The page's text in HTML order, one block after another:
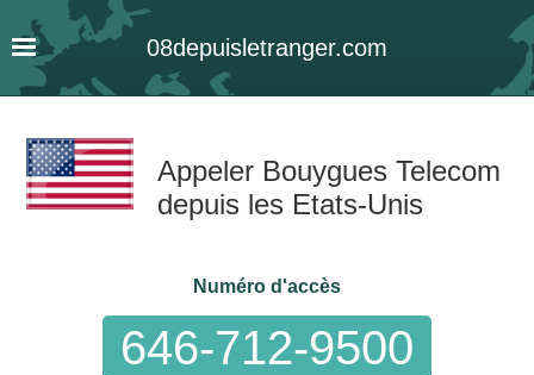
08depuisletranger.com
Appeler Bouygues Telecom
depuis les Etats-Unis
Numéro d'accès
646-712-9500